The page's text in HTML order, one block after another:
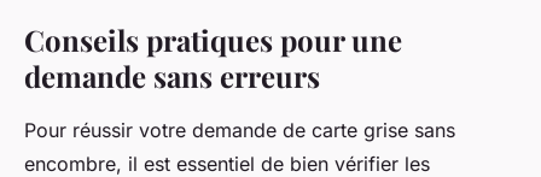
Conseils pratiques pour une
demande sans erreurs
Pour réussir votre demande de carte grise sans
encombre, il est essentiel de bien vérifier les